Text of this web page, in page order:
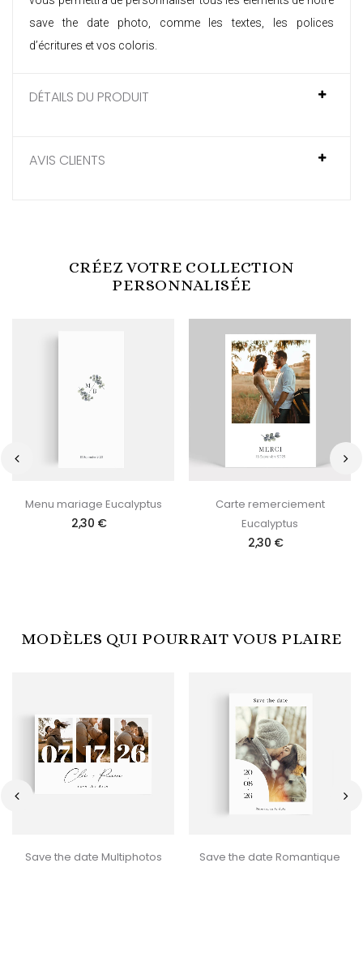
save the date photo , comme les textes, les polices
d’écritures et vos coloris.
DÉTAILS DU PRODUIT
AVIS CLIENTS
CRÉEZ VOTRE COLLECTION
PERSONNALISÉE
Menu mariage Eucalyptus
2,30 €
Carte remerciement
Eucalyptus
2,30 €
MODÈLES QUI POURRAIT VOUS PLAIRE
Save the date Multiphotos Save the date Romantique